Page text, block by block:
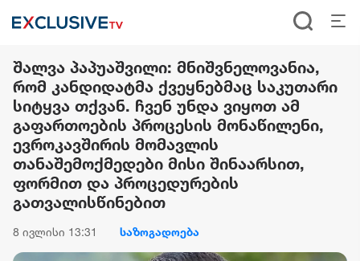
შალვა პაპუაშვილი: მნიშვნელოვანია,
რომ კანდიდატმა ქვეყნებმაც საკუთარი
სიტყვა თქვან. ჩვენ უნდა ვიყოთ ამ
გაფართოების პროცესის მონაწილენი,
ევროკავშირის მომავლის
თანაშემოქმედები მისი შინაარსით,
ფორმით და პროცედურების
გათვალისწინებით
8 ივლისი 13:31 საზოგადოება